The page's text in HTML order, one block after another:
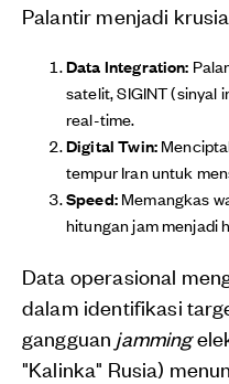
Palantir menjadi
Data Integration:
satelit, SIGINT (sinyal
real-time.
Digital Twin:
tempur Iran untuk
Speed:Memangkas
hitungan jam menjadi
Data operasional
dalam identifikasi
gangguan jamming
"Kalinka" Rusia)